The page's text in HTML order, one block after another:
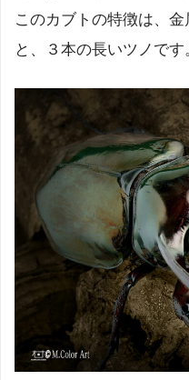
このカブトの特徴は、
と、３本の長いツノです